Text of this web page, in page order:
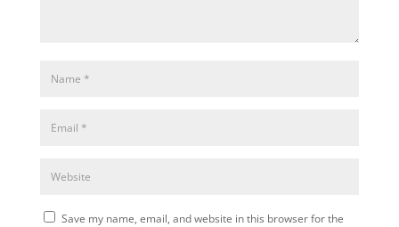
Save my name, email, and website in this browser for the